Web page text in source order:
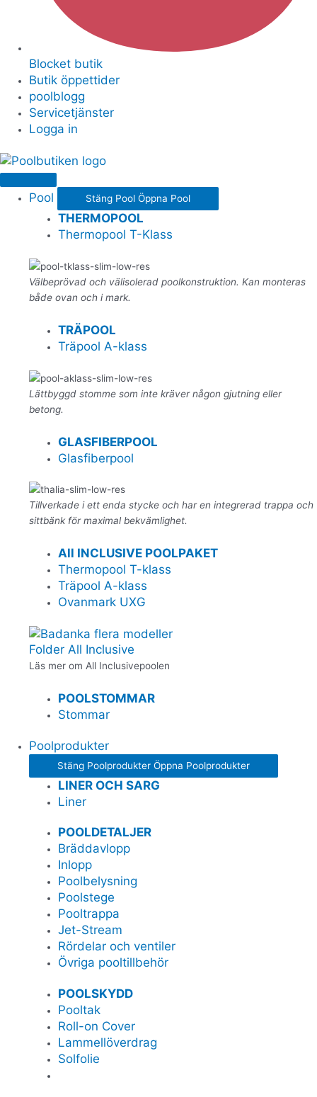
Blocket butik
Butik öppettider
poolblogg
Servicetjänster
Logga in
Pool Stäng Pool Öppna Pool
THERMOPOOL
Thermopool T-Klass
Välbeprövad och välisolerad poolkonstruktion. Kan monteras
både ovan och i mark.
TRÄPOOL
Träpool A-klass
Lättbyggd stomme som inte kräver någon gjutning eller
betong.
GLASFIBERPOOL
Glasfiberpool
Tillverkade i ett enda stycke och har en integrerad trappa och
sittbänk för maximal bekvämlighet.
All INCLUSIVE POOLPAKET
Thermopool T-klass
Träpool A-klass
Ovanmark UXG
Folder All Inclusive
Läs mer om All Inclusivepoolen
POOLSTOMMAR
Stommar
Poolprodukter
Stäng Poolprodukter Öppna Poolprodukter
LINER OCH SARG
Liner
POOLDETALJER
Bräddavlopp
Inlopp
Poolbelysning
Poolstege
Pooltrappa
Jet-Stream
Rördelar och ventiler
Övriga pooltillbehör
POOLSKYDD
Pooltak
Roll-on Cover
Lammellöverdrag
Solfolie